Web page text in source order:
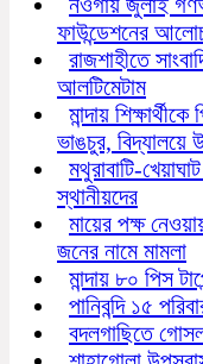
ফাউন্ডেশনের
রাজশাহীতে
আলটিমেটাম
মান্দায়
ভাঙচুর, বিদ্যালয়ে
মথুরাবাটি-
স্থানীয়দের
মায়ের পক্ষ
জনের নামে মামলা
মান্দায় ৮০ পিস
পানিবন্দি ১৫
বদলগাছিতে